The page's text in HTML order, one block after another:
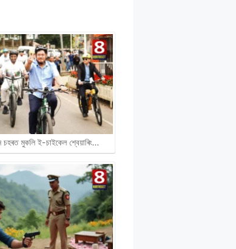
মুকলি ই-চাইকেল শ্বেয়াৰিং…